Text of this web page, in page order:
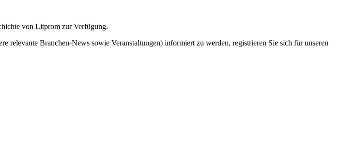
von Litprom zur Verfügung.
Branchen-News sowie Veranstaltungen) informiert zu werden, registrieren Sie sich für unseren